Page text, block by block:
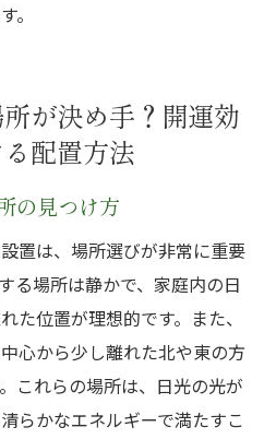
。
が決め手？開運効
配置方法
の見つけ方
置は、場所選びが非常に重要
る場所は静かで、家庭内の日
た位置が理想的です。また、
心から少し離れた北や東の方
これらの場所は、日光の光が
らかなエネルギーで満たすこ